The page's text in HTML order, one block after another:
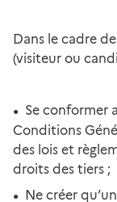
Dans le cadre
(visiteur ou
Se conformer
Conditions
des lois et
droits des tiers ;
Ne créer